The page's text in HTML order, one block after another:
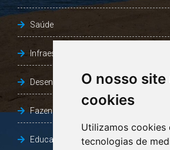
O nosso site
cookies
Utilizamos cookies
tecnologias de
Saúde
Infraestrutura, Agricultura e Meio
Desenvolvimento Social
Fazenda e Desenvolvimento
Educação